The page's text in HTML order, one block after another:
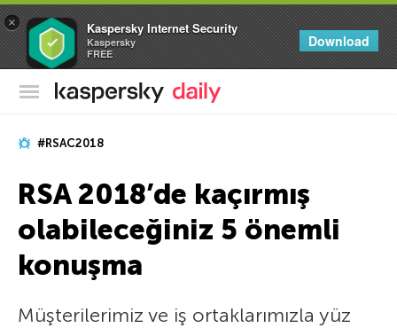
× Kaspersky Internet Security
Kaspersky
FREE
Download
Kaspersky Resmi Blogu
#RSAC2018
RSA 2018’de kaçırmış
olabileceğiniz 5 önemli
konuşma
Müşterilerimiz ve iş ortaklarımızla yüz